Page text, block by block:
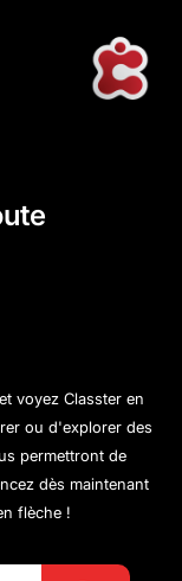
voyez Classter en
ou d'explorer des
permettront de
dès maintenant
flèche !
Search Button